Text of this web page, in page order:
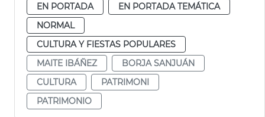
EN PORTADA
EN PORTADA TEMÁTICA
NORMAL
CULTURA Y FIESTAS POPULARES
MAITE IBÁÑEZ
BORJA SANJUÁN
CULTURA
PATRIMONI
PATRIMONIO